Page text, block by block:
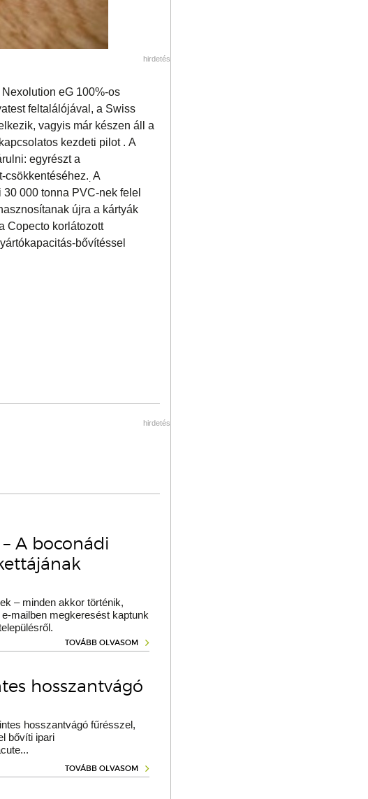
hirdetés
eG 100%-os
feltalálójával, a Swiss
vagyis már készen áll a
kezdeti pilot . A
egyrészt a
csökkentéséhez.. A
000 tonna PVC-nek felel
újra a kártyák
Copecto korlátozott
bővítéssel
hirdetés
A boconádi
– minden akkor történik,
mailben megkeresést kaptunk
TOVÁBB OLVASOM
hosszantvágó
hosszantvágó fűrésszel,
bővíti ipari
TOVÁBB OLVASOM